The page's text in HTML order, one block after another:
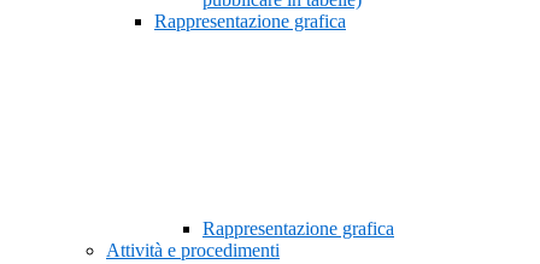
Rappresentazione grafica
Rappresentazione grafica
Attività e procedimenti